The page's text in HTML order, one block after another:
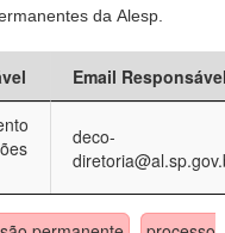
da Alesp.
Email
deco-